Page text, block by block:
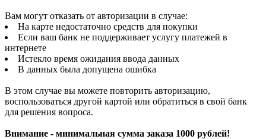
Вам могут отказать от авторизации в случае:
На карте недостаточно средств для покупки
Если ваш банк не поддерживает услугу платежей в
интернете
Истекло время ожидания ввода данных
В данных была допущена ошибка
В этом случае вы можете повторить авторизацию,
воспользоваться другой картой или обратиться в свой банк
для решения вопроса.
Внимание - минимальная сумма заказа 1000 рублей!